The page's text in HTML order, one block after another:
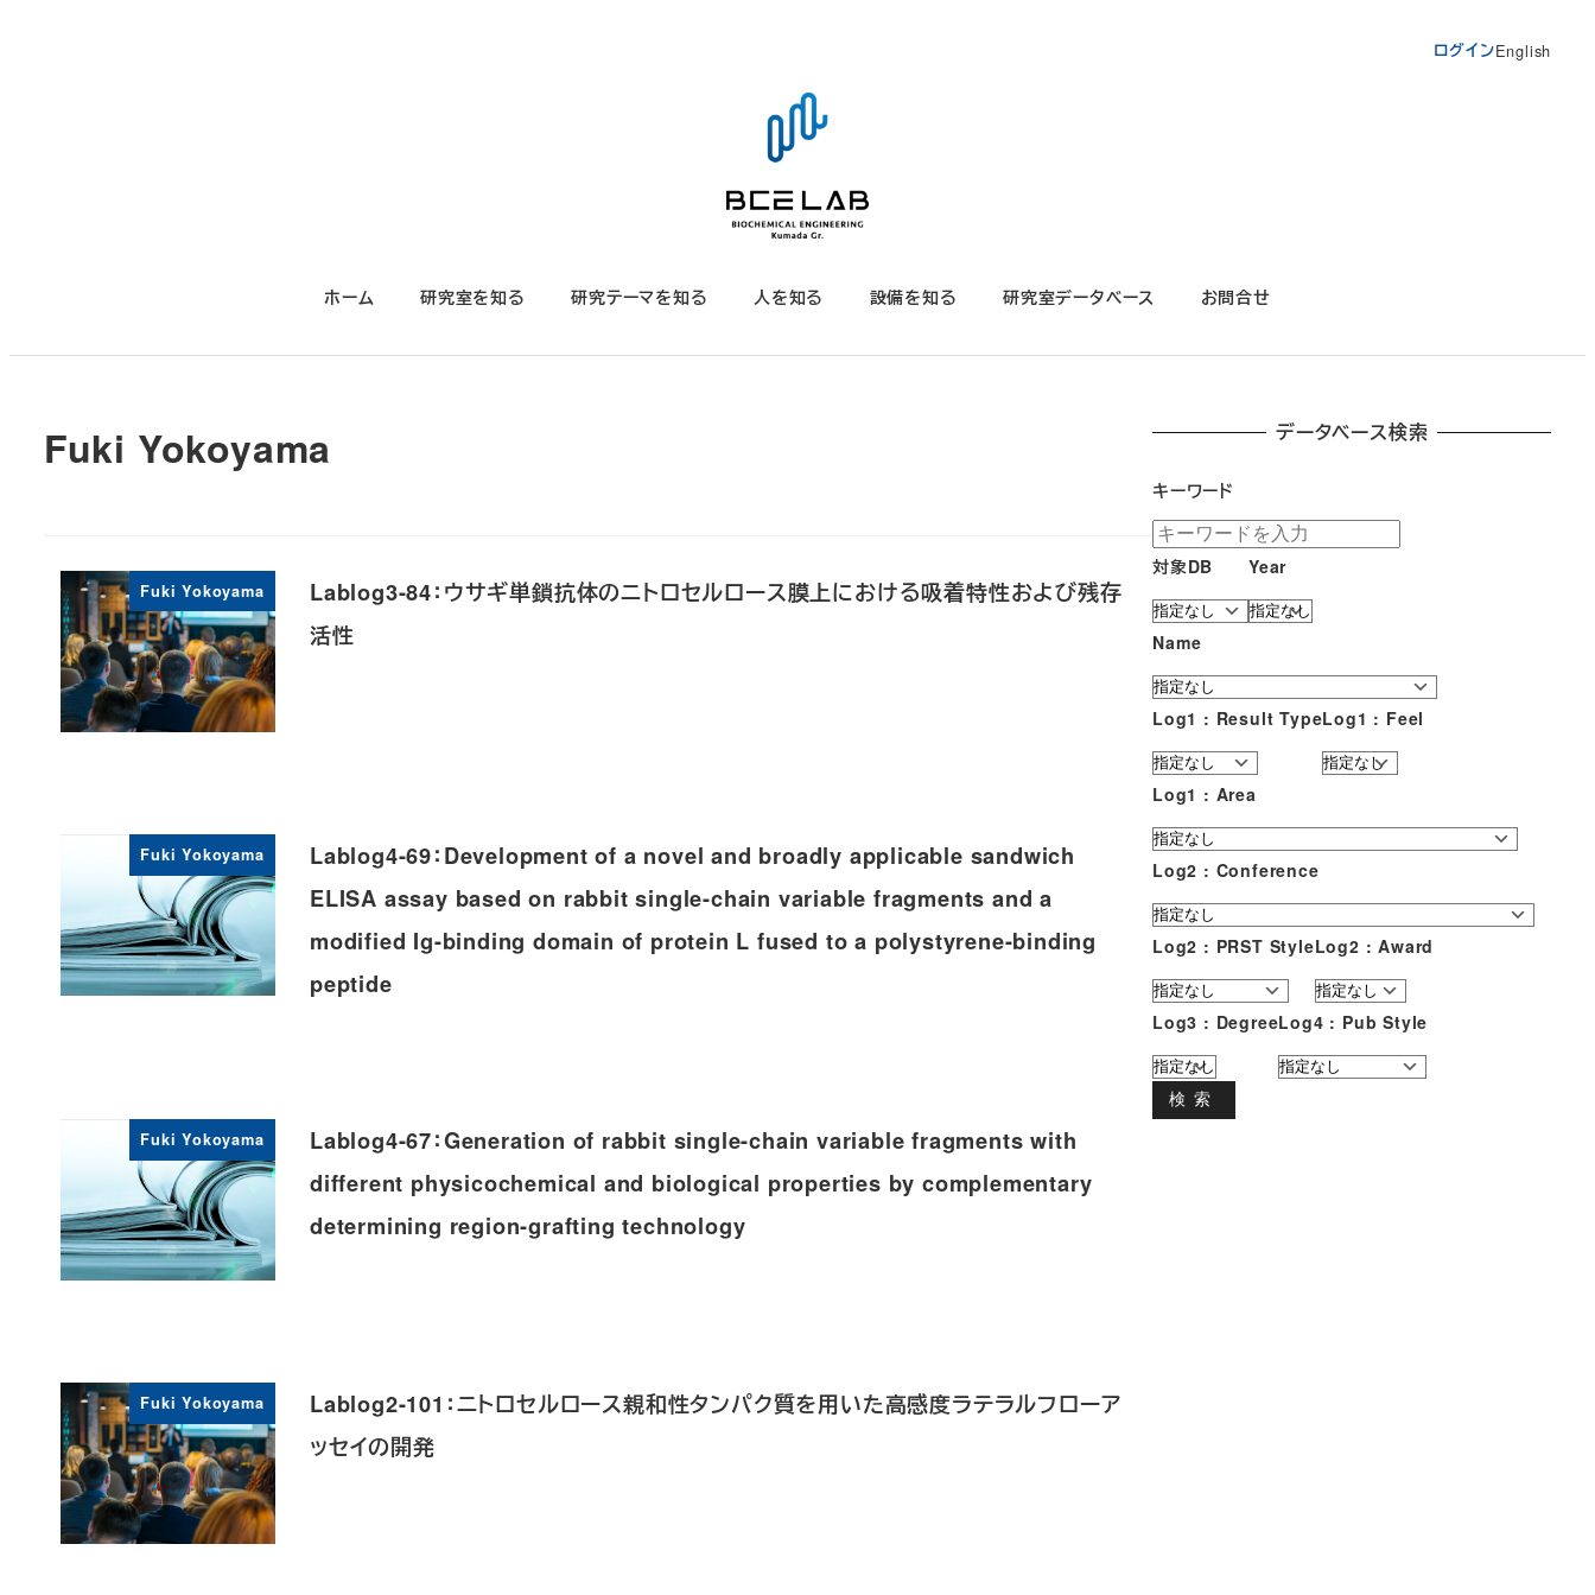
ログインEnglish
ホーム 研究室を知る 研究テーマを知る 人を知る 設備を知る 研究室データベース お問合せ
Fuki Yokoyama
Fuki Yokoyama
Lablog3-84：ウサギ単鎖抗体のニトロセルロース膜上における吸着特性および残存
活性
Fuki Yokoyama
Lablog4-69：Development of a novel and broadly applicable sandwich
ELISA assay based on rabbit single-chain variable fragments and a
modified Ig-binding domain of protein L fused to a polystyrene-binding
peptide
Fuki Yokoyama
Lablog4-67：Generation of rabbit single-chain variable fragments with
different physicochemical and biological properties by complementary
determining region-grafting technology
Fuki Yokoyama
Lablog2-101：ニトロセルロース親和性タンパク質を用いた高感度ラテラルフローア
ッセイの開発
データベース検索
キーワード
対象DB Year
Name
Log1 : Result TypeLog1 : Feel
Log1 : Area
Log2 : Conference
Log2 : PRST StyleLog2 : Award
Log3 : DegreeLog4 : Pub Style
検索